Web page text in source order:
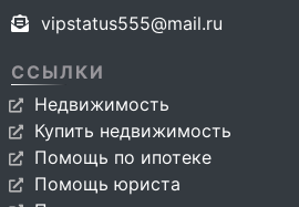
vipstatus555@mail.ru
ССЫЛКИ
Недвижимость
Купить недвижимость
Помощь по ипотеке
Помощь юриста